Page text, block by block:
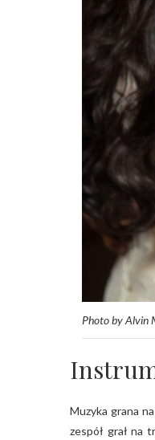
Photo by Alvin
Muzyka grana
zespół grał na